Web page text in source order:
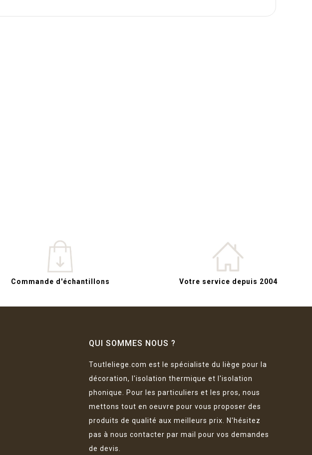
Commande d'échantillons Votre service depuis 2004
QUI SOMMES NOUS ?
Toutleliege.com est le spécialiste du liège pour la
décoration, l'isolation thermique et l'isolation
phonique. Pour les particuliers et les pros, nous
mettons tout en oeuvre pour vous proposer des
produits de qualité aux meilleurs prix. N'hésitez
pas à nous contacter par mail pour vos demandes
de devis.